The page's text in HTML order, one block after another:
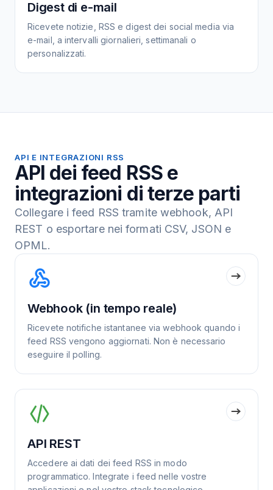
Digest di e-mail
Ricevete notizie, RSS e digest dei social media via
e-mail, a intervalli giornalieri, settimanali o
personalizzati.
API E INTEGRAZIONI RSS
API dei feed RSS e
integrazioni di terze parti
Collegare i feed RSS tramite webhook, API
REST o esportare nei formati CSV, JSON e
OPML.
Webhook (in tempo reale)
Ricevete notifiche istantanee via webhook quando i
feed RSS vengono aggiornati. Non è necessario
eseguire il polling.
API REST
Accedere ai dati dei feed RSS in modo
programmatico. Integrate i feed nelle vostre